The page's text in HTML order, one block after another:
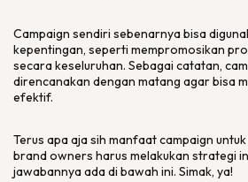
Campaign sendiri sebenarnya bisa
kepentingan, seperti mempromosikan
secara keseluruhan. Sebagai catatan,
direncanakan dengan matang agar bisa
efektif.
Terus apa aja sih manfaatcampaign
brand owners harus melakukan strategi
jawabannya ada di bawah ini. Simak, ya!